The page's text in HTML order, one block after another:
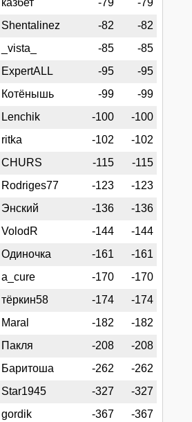
казбет
-79
-79
Shentalinez
-82
-82
_vista_
-85
-85
ExpertALL
-95
-95
Котёнышь
-99
-99
Lenchik
-100
-100
ritka
-102
-102
CHURS
-115
-115
Rodriges77
-123
-123
Энский
-136
-136
VolodR
-144
-144
Одиночка
-161
-161
a_cure
-170
-170
тёркин58
-174
-174
Maral
-182
-182
Пакля
-208
-208
Баритоша
-262
-262
Star1945
-327
-327
gordik
-367
-367